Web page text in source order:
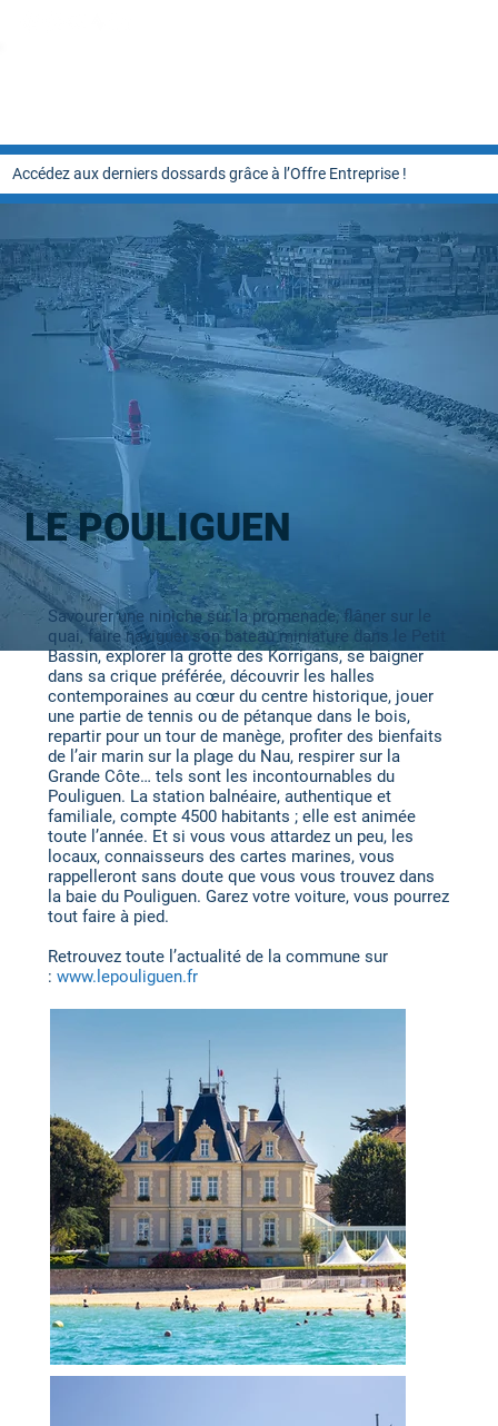
Accédez aux derniers dossards grâce à l’Offre Entreprise !
LE POULIGUEN
Savourer une niniche sur la promenade, flâner sur le
quai, faire naviguer son bateau miniature dans le Petit
Bassin, explorer la grotte des Korrigans, se baigner
dans sa crique préférée, découvrir les halles
contemporaines au cœur du centre historique, jouer
une partie de tennis ou de pétanque dans le bois,
repartir pour un tour de manège, profiter des bienfaits
de l’air marin sur la plage du Nau, respirer sur la
Grande Côte… tels sont les incontournables du
Pouliguen. La station balnéaire, authentique et
familiale, compte 4500 habitants ; elle est animée
toute l’année. Et si vous vous attardez un peu, les
locaux, connaisseurs des cartes marines, vous
rappelleront sans doute que vous vous trouvez dans
la baie du Pouliguen. Garez votre voiture, vous pourrez
tout faire à pied.
Retrouvez toute l’actualité de la commune sur
: www.lepouliguen.fr